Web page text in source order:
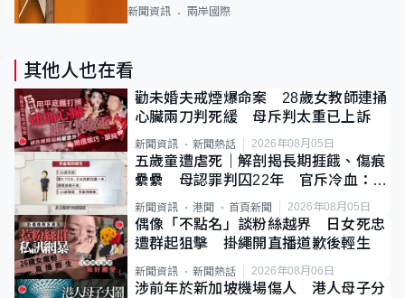
新聞資訊 兩岸國際
其他人也在看
勸未婚夫戒煙爆命案 28歲女教師連捅
心臟兩刀判死緩 母斥判太重已上訴
新聞資訊 新聞熱話 2026年08月05日
五歲童遭虐死｜解剖揭長期捱餓、傷痕
纍纍 母認罪判囚22年 官斥冷血：同
類案最惡劣
新聞資訊 港聞 首頁新聞 2026年08月05日
偶像「不點名」談粉絲越界 日女死忠
遭群起狙擊 掛繩開直播道歉後輕生
新聞資訊 新聞熱話 2026年08月06日
涉前年於新加坡機場傷人 港人母子分